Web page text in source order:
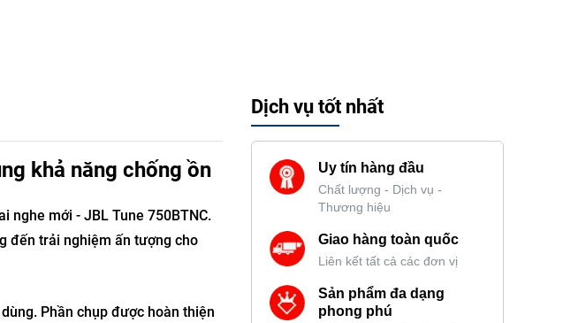
khả năng chống ồn
nghe mới - JBL Tune 750BTNC.
đến trải nghiệm ấn tượng cho
Phần chụp được hoàn thiện
Dịch vụ tốt nhất
Uy tín hàng đầu
Chất lượng - Dịch vụ -
Thương hiệu
Giao hàng toàn quốc
Liên kết tất cả các đơn vị
Sản phẩm đa dạng
phong phú